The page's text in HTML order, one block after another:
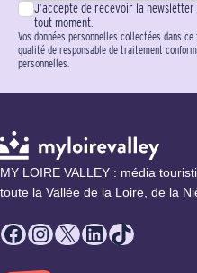
J’accepte de recevoir la
tout moment.
Vos données personnelles collectées dans
qualité de responsable de traitement
personnelles.
MY LOIRE VALLEY : média
toute la Vallée de la Loire, de la
Facebook
Instagram
X LinkedIn
TikTok